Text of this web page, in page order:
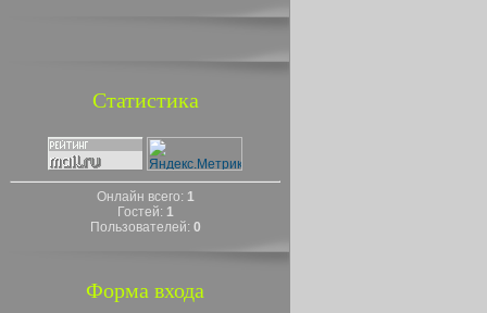
Статистика
Онлайн всего: 1
Гостей: 1
Пользователей: 0
Форма входа